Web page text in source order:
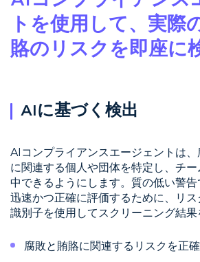
トを使用して、実際
賂のリスクを即座に
AIに基づく検出
AIコンプライアンスエージェントは
に関連する個人や団体を特定し、チ
中できるようにします。質の低い警
迅速かつ正確に評価するために、リ
識別子を使用してスクリーニング結果
腐敗と賄賂に関連するリスクを正